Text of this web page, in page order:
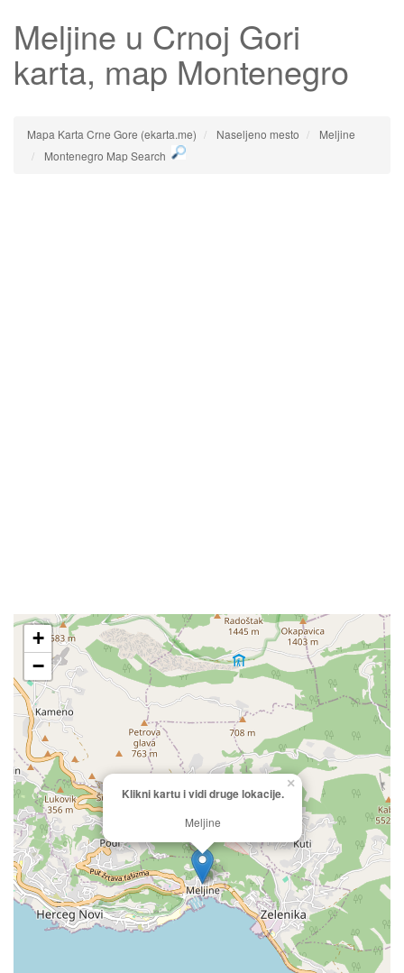
Meljine u Crnoj Gori
karta, map Montenegro
Mapa Karta Crne Gore (ekarta.me) Naseljeno mesto
Meljine
Montenegro Map Search
Klikni kartu i vidi druge lokacije.
Meljine
×
+
−